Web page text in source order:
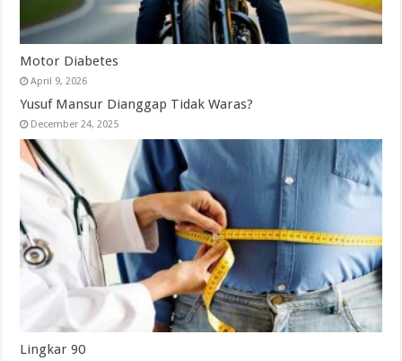
Motor Diabetes
April 9, 2026
Yusuf Mansur Dianggap Tidak Waras?
December 24, 2025
Lingkar 90